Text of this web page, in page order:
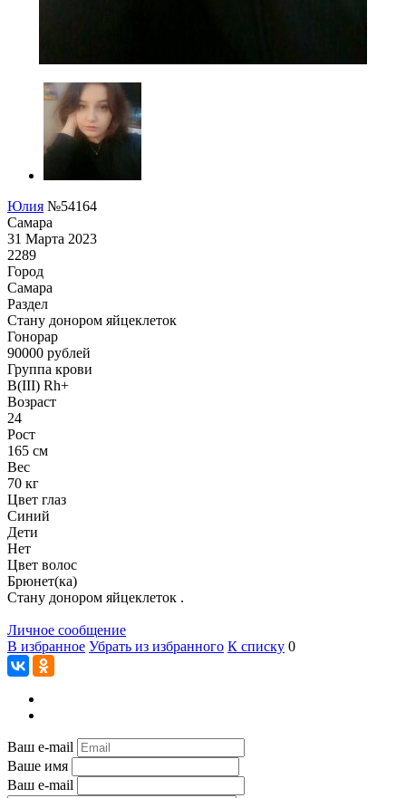
Юлия №54164
Самара
31 Марта 2023
2289
Город
Самара
Раздел
Стану донором яйцеклеток
Гонoрар
90000 рублей
Группа крови
B(III) Rh+
Возраст
24
Рост
165 см
Вес
70 кг
Цвет глаз
Синий
Дети
Нет
Цвет волос
Брюнет(ка)
Стану донором яйцеклеток .
Личное сообщение
В избранное Убрать из избранного К списку 0
Ваш e-mail
Ваше имя
Ваш e-mail